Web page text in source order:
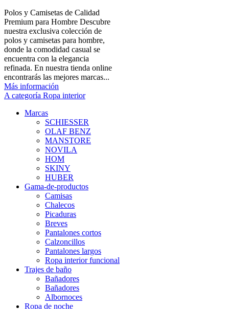
Polos y Camisetas de Calidad
Premium para Hombre Descubre
nuestra exclusiva colección de
polos y camisetas para hombre,
donde la comodidad casual se
encuentra con la elegancia
refinada. En nuestra tienda online
encontrarás las mejores marcas...
Más información
A categoría Ropa interior
Marcas
SCHIESSER
OLAF BENZ
MANSTORE
NOVILA
HOM
SKINY
HUBER
Gama-de-productos
Camisas
Chalecos
Picaduras
Breves
Pantalones cortos
Calzoncillos
Pantalones largos
Ropa interior funcional
Trajes de baño
Bañadores
Bañadores
Albornoces
Ropa de noche